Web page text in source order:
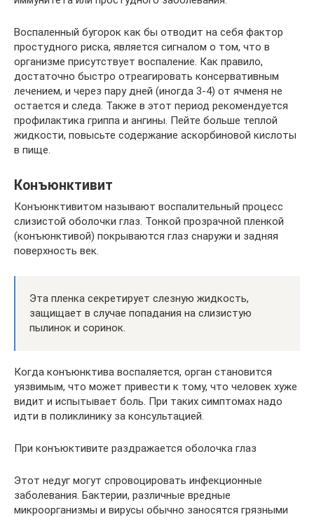
Воспаленный бугорок как бы отводит на себя фактор
простудного риска, является сигналом о том, что в
организме присутствует воспаление. Как правило,
достаточно быстро отреагировать консервативным
лечением, и через пару дней (иногда 3-4) от ячменя не
остается и следа. Также в этот период рекомендуется
профилактика гриппа и ангины. Пейте больше теплой
жидкости, повысьте содержание аскорбиновой кислоты
в пище.
Конъюнктивит
Конъюнктивитом называют воспалительный процесс
слизистой оболочки глаз. Тонкой прозрачной пленкой
(конъюнктивой) покрываются глаз снаружи и задняя
поверхность век.
Эта пленка секретирует слезную жидкость,
защищает в случае попадания на слизистую
пылинок и соринок.
Когда конъюнктива воспаляется, орган становится
уязвимым, что может привести к тому, что человек хуже
видит и испытывает боль. При таких симптомах надо
идти в поликлинику за консультацией.
При конъюктивите раздражается оболочка глаз
Этот недуг могут спровоцировать инфекционные
заболевания. Бактерии, различные вредные
микроорганизмы и вирусы обычно заносятся грязными